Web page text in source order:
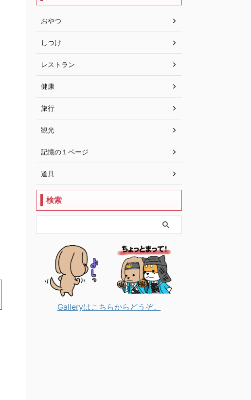
おやつ
しつけ
レストラン
健康
旅行
観光
記憶の１ページ
道具
検索
Galleryはこちらからどうぞ。